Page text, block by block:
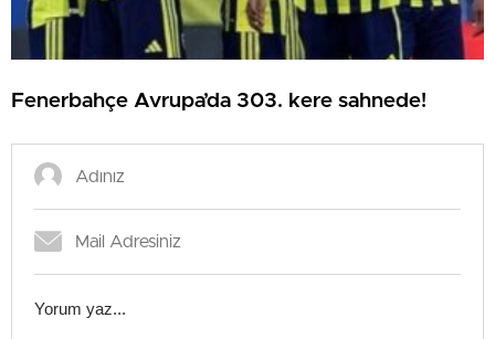
Fenerbahçe Avrupa’da 303. kere sahnede!